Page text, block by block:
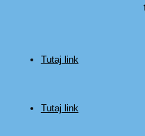
Tutaj link
Tutaj link